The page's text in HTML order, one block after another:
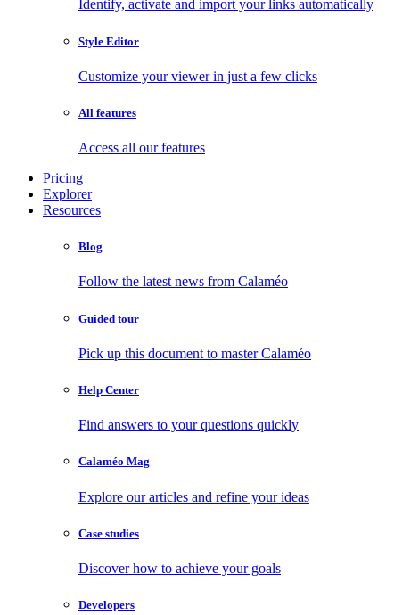
Identify, activate and import your links automatically
Style Editor
Customize your viewer in just a few clicks
All features
Access all our features
Pricing
Explorer
Resources
Blog
Follow the latest news from Calaméo
Guided tour
Pick up this document to master Calaméo
Help Center
Find answers to your questions quickly
Calaméo Mag
Explore our articles and refine your ideas
Case studies
Discover how to achieve your goals
Developers